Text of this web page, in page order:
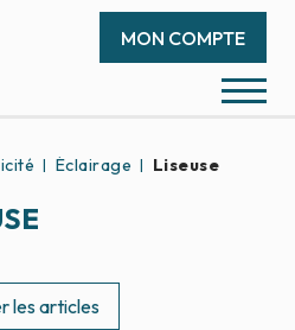
MON COMPTE
Éclairage Liseuse
les articles